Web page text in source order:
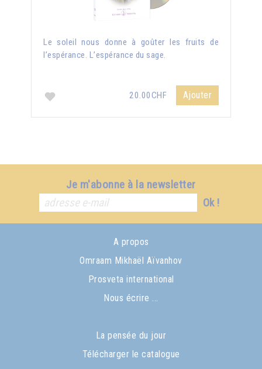
Le soleil nous donne à goûter les fruits de
l’espérance. L’espérance du sage.
20.00CHF Ajouter
Je m'abonne à la newsletter
Ok !
A propos
Omraam Mikhaël Aïvanhov
Prosveta international
Nous écrire ...
La pensée du jour
Télécharger le catalogue